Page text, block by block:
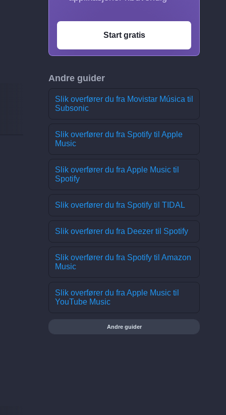
Start gratis
Andre guider
Slik overfører du fra Movistar Música til
Subsonic
Slik overfører du fra Spotify til Apple
Music
Slik overfører du fra Apple Music til
Spotify
Slik overfører du fra Spotify til TIDAL
Slik overfører du fra Deezer til Spotify
Slik overfører du fra Spotify til Amazon
Music
Slik overfører du fra Apple Music til
YouTube Music
Andre guider